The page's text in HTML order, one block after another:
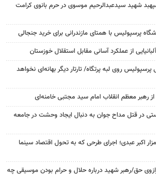
شهید سیدعبدالرحیم موسوی در حرم بانوی کرامت
پرسپولیس با همتای مازندرانی برای خرید جنجالی
از عملکرد آسانی مقابل استقلال خوزستان
روی لبه پرتگاه/ تارتار دیگر بهانه‌ای نخواهد
رهبر معظم انقلاب امام سید مجتبی خامنه‌ای
در قتل مداح جوان به دنبال ایجاد وحشت در جامعه
اکبر عبدی؛ اجرای طرحی که به تحول اقتصاد سینما
حق/رهبر شهید درباره حلال و حرام بودن موسیقی چه